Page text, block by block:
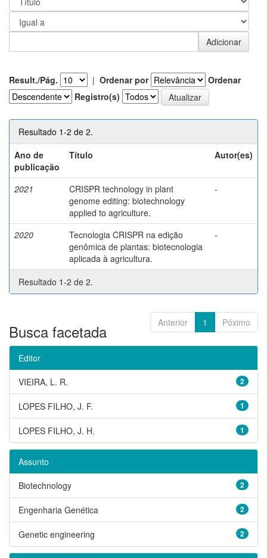
Result./Pág. | Ordenar por
Ordenar
Registro(s)
Resultado 1-2 de 2.
Ano de
publicação
Título Autor(es)
2021
CRISPR technology in plant
genome editing: biotechnology
applied to agriculture.
-
2020
Tecnologia CRISPR na edição
genômica de plantas: biotecnologia
aplicada à agricultura.
-
Resultado 1-2 de 2.
Anterior 1 Póximo
Busca facetada
Editor
2
VIEIRA, L. R.
1
LOPES FILHO, J. F.
1
LOPES FILHO, J. H.
Assunto
2
Biotechnology
2
Engenharia Genética
2
Genetic engineering